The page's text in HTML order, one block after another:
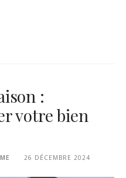
:
votre bien
26 DÉCEMBRE 2024